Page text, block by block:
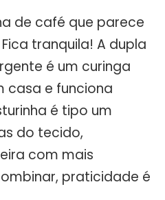
de café que parece
tranquila! A dupla
é um curinga
casa e funciona
é tipo um
do tecido,
com mais
praticidade é